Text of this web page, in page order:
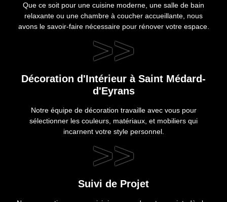
Que ce soit pour une cuisine moderne, une salle de bain
relaxante ou une chambre à coucher accueillante, nous
avons le savoir-faire nécessaire pour rénover votre espace.
>>
Décoration d'Intérieur à Saint Médard-
d'Eyrans
Notre équipe de décoration travaille avec vous pour
sélectionner les couleurs, matériaux, et mobiliers qui
incarnent votre style personnel.
>>
Suivi de Projet